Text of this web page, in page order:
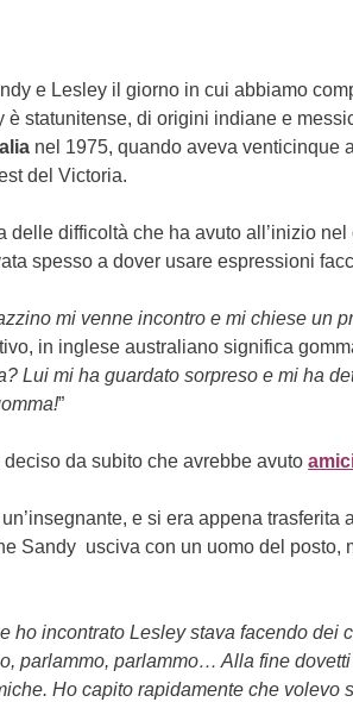
e Lesley il giorno in cui abbiamo
è statunitense, di origini indiane e
nel 1975, quando aveva venticinque
del Victoria.
delle difficoltà che ha avuto all’inizio
spesso a dover usare espressioni
mi venne incontro e mi chiese un
in inglese australiano significa
Lui mi ha guardato sorpreso e mi ha
”
deciso da subito che avrebbe avuto
e si era appena
Sandy usciva con un uomo del posto,
ho incontrato Lesley stava facendo
parlammo, parlammo… Alla fine
Ho capito rapidamente che volevo